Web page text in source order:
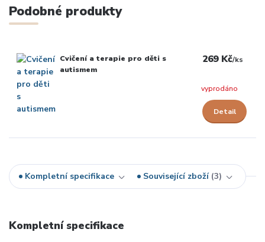
Podobné produkty
Cvičení a terapie pro děti s
autismem
269 Kč/ks
vyprodáno
Detail
Kompletní specifikace Související zboží 3
Kompletní specifikace